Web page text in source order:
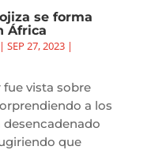
se forma
África
SEP 27, 2023|
vista sobre
a los
que